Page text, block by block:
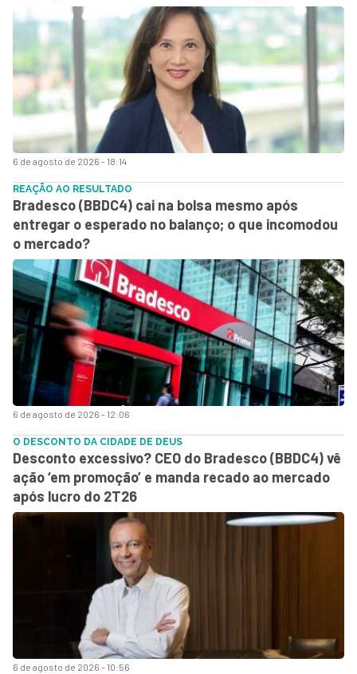
6 de agosto de 2026 - 18:14
6 de agosto de 2026 - 12:06
REAÇÃO AO RESULTADO
Bradesco (BBDC4) cai na bolsa mesmo após
entregar o esperado no balanço; o que incomodou
o mercado?
6 de agosto de 2026 - 10:56
O DESCONTO DA CIDADE DE DEUS
Desconto excessivo? CEO do Bradesco (BBDC4) vê
ação ‘em promoção’ e manda recado ao mercado
após lucro do 2T26